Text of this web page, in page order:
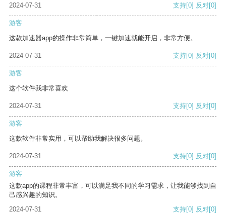
2024-07-31 支持[0] 反对[0]
游客
这款加速器app的操作非常简单，一键加速就能开启，非常方便。
2024-07-31 支持[0] 反对[0]
游客
这个软件我非常喜欢
2024-07-31 支持[0] 反对[0]
游客
这款软件非常实用，可以帮助我解决很多问题。
2024-07-31 支持[0] 反对[0]
游客
这款app的课程非常丰富，可以满足我不同的学习需求，让我能够找到自
己感兴趣的知识。
2024-07-31
支持[0] 反对[0]